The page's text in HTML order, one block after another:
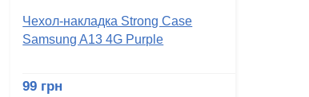
Чехол-накладка Strong Case
Samsung A13 4G Purple
99 грн